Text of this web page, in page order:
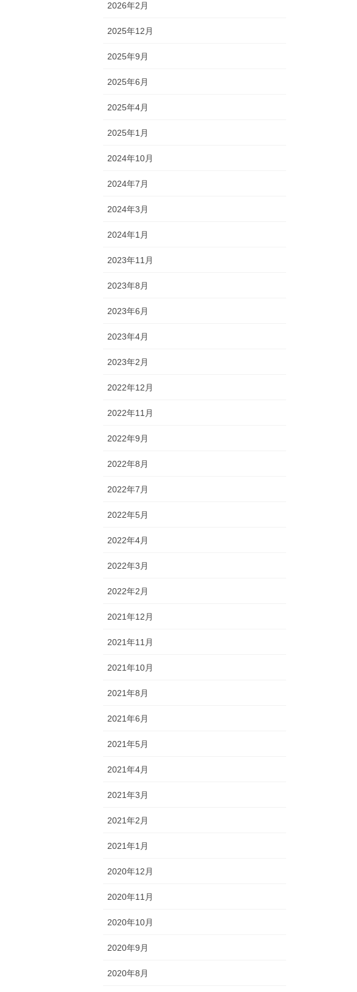
2026年2月
2025年12月
2025年9月
2025年6月
2025年4月
2025年1月
2024年10月
2024年7月
2024年3月
2024年1月
2023年11月
2023年8月
2023年6月
2023年4月
2023年2月
2022年12月
2022年11月
2022年9月
2022年8月
2022年7月
2022年5月
2022年4月
2022年3月
2022年2月
2021年12月
2021年11月
2021年10月
2021年8月
2021年6月
2021年5月
2021年4月
2021年3月
2021年2月
2021年1月
2020年12月
2020年11月
2020年10月
2020年9月
2020年8月